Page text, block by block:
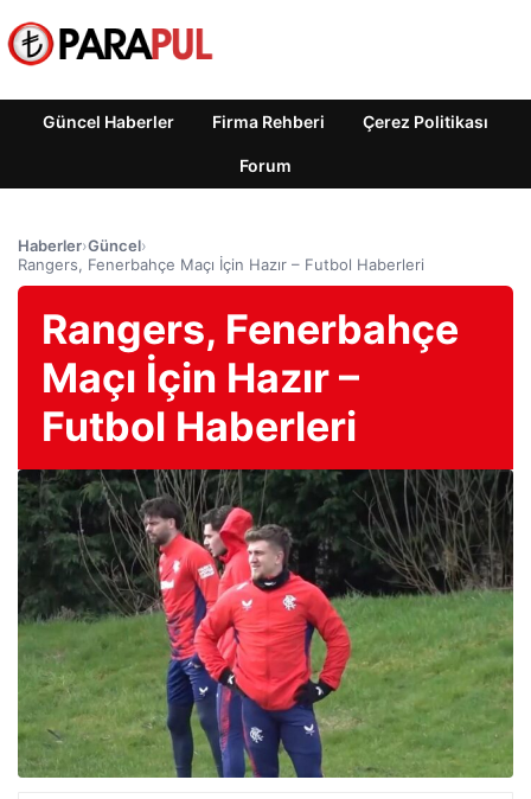
Güncel Haberler Firma Rehberi Çerez Politikası
Forum
Haberler›Güncel›
Rangers, Fenerbahçe Maçı İçin Hazır – Futbol Haberleri
Rangers, Fenerbahçe
Maçı İçin Hazır –
Futbol Haberleri